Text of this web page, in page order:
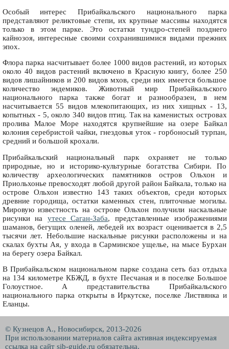
Особый интерес Прибайкальского национального парка
представляют реликтовые степи, их крупные массивы находятся
только в этом парке. Это остатки тундро-степей позднего
кайнозоя, интересные своими сохранившимися видами прежних
эпох.
Флора парка насчитывает более 1000 видов растений, из которых
около 40 видов растений включено в Красную книгу, более 250
видов лишайников и 200 видов мхов, среди них имеется большое
количество эндемиков. Животный мир Прибайкальского
национального парка также богат и разнообразен, в нем
насчитывается 55 видов млекопитающих, из них хищных - 13,
копытных - 5, около 340 видов птиц. Так на каменистых островах
пролива Малое Море находятся крупнейшие на озере Байкал
колония серебристой чайки, гнездовья уток - горбоносый турпан,
средний и большой крохали.
Прибайкальский национальный парк охраняет не только
природные, но и историко-культурные богатства Сибири. По
количеству археологических памятников остров Ольхон и
Приольхонье превосходят любой другой район Байкала, только на
острове Ольхон известно 143 таких объектов, среди которых
древние городища, остатки каменных стен, плиточные могилы.
Мировую известность на острове Ольхон получили наскальные
рисунки на утесе Саган-Заба, представленные изображениями
шаманов, бегущих оленей, лебедей их возраст оценивается в 2,5
тысячи лет. Небольшие наскальные рисунки расположены и на
скалах бухты Ая, у входа в Сарминское ущелье, на мысе Бурхан
на берегу озера Байкал.
В Прибайкальском национальном парке создана сеть баз отдыха
на 134 километре КБЖД, в бухте Песчаная и в поселке Большое
Голоустное. А представительства Прибайкальского
национального парка открыты в Иркутске, поселке Листвянка и
Еланцы.
© Кузнецов А., Новосибирск, 2013-2026
При использовании материалов сайта активная индексируемая
ссылка на сайт sib-guide.ru обязательна.